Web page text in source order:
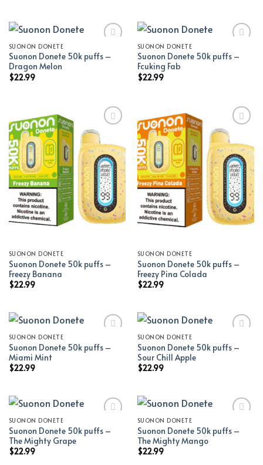
Add to wishlist
SUONON DONETE
Suonon Donete 50k puffs –
Dragon Melon
$22.99
Add to wishlist
SUONON DONETE
Suonon Donete 50k puffs –
Fcuking Fab
$22.99
Add to wishlist
SUONON DONETE
Suonon Donete 50k puffs –
Freezy Banana
$22.99
Add to wishlist
SUONON DONETE
Suonon Donete 50k puffs –
Freezy Pina Colada
$22.99
Add to wishlist
SUONON DONETE
Suonon Donete 50k puffs –
Miami Mint
$22.99
Add to wishlist
SUONON DONETE
Suonon Donete 50k puffs –
Sour Chill Apple
$22.99
Add to wishlist
SUONON DONETE
Suonon Donete 50k puffs –
The Mighty Grape
$22.99
Add to wishlist
SUONON DONETE
Suonon Donete 50k puffs –
The Mighty Mango
$22.99